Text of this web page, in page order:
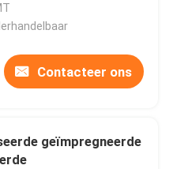
Contacteer ons
geïmpregneerde